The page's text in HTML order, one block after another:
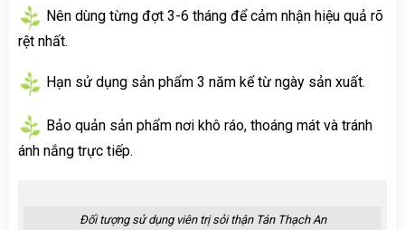
Nên dùng từng đợt 3-6 tháng để cảm nhận hiệu quả rõ
rệt nhất.
Hạn sử dụng sản phẩm 3 năm kể từ ngày sản xuất.
Bảo quản sản phẩm nơi khô ráo, thoáng mát và tránh
ánh nắng trực tiếp.
Đối tượng sử dụng viên trị sỏi thận Tán Thạch An